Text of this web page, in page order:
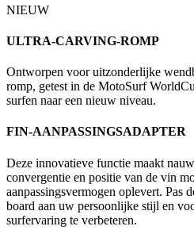
NIEUW
ULTRA-CARVING-ROMP
Ontworpen voor uitzonderlijke
romp, getest in de MotoSurf
surfen naar een nieuw niveau.
FIN-AANPASSINGSADAPTER
Deze innovatieve functie maakt
convergentie en positie van de vin
aanpassingsvermogen oplevert. Pas
board aan uw persoonlijke stijl en
surfervaring te verbeteren.